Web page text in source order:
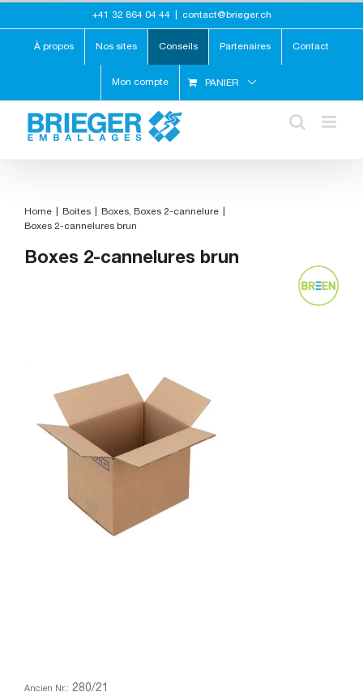
content
+41 32 864 04 44 contact@brieger.ch
À propos Nos sites Conseils Partenaires Contact
Mon compte PANIER
Home Boites Boxes
Boxes 2-cannelure
Boxes 2-cannelures brun
Boxes 2-cannelures brun
Ancien Nr.: 280/21